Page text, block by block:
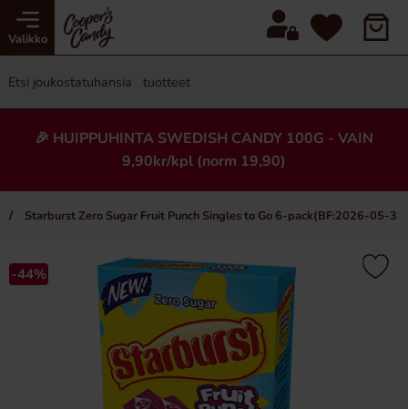
Valikko
🎉 HUIPPUHINTA SWEDISH CANDY 100G - VAIN
9,90kr/kpl (norm 19,90)
Starburst Zero Sugar Fruit Punch Singles to Go 6-pack(BF:2026-05-31)
×
-44%